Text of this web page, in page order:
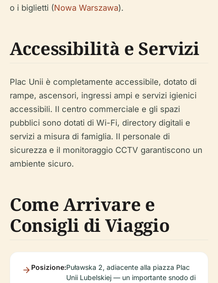
o i biglietti (Nowa Warszawa).
Accessibilità e Servizi
Plac Unii è completamente accessibile, dotato di
rampe, ascensori, ingressi ampi e servizi igienici
accessibili. Il centro commerciale e gli spazi
pubblici sono dotati di Wi-Fi, directory digitali e
servizi a misura di famiglia. Il personale di
sicurezza e il monitoraggio CCTV garantiscono un
ambiente sicuro.
Come Arrivare e
Consigli di Viaggio
Posizione:Puławska 2, adiacente alla piazza Plac
Unii Lubelskiej — un importante snodo di